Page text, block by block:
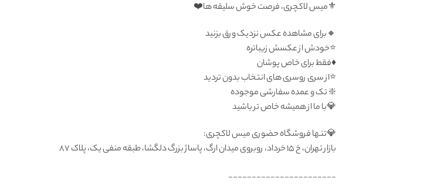
⚜️میس لاکچری، فرصت خوش سلیقه ها❤️
🔸برای مشاهده عکس نزدیک ورق بزنید
⭐️خودش از عکسش زیباتره
♦️فقط برای خاص پوشان
⭐️از سری روسری های انتخاب بدون تردید
❇️ تک و عمده سفارشی موجوده
💎با ما از هميشه خاص تر باشيد
💎تنها فروشگاه حضوری میس لاکچری:
بازار تهران، خ ۱۵ خرداد، روبروی میدان ارگ، پاساژ بزرگ دلگشا، طبقه منفی یک، پلاک ۸۷
_______________________